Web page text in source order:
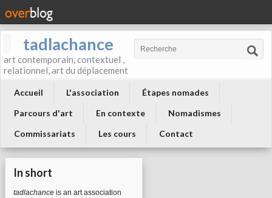
tadlachance
art contemporain, contextuel ,
relationnel, art du déplacement
Accueil L'association
Étapes nomades
Parcours d'art
En contexte
Nomadismes
Commissariats
Les cours Contact
In short
tadlachance is an art association